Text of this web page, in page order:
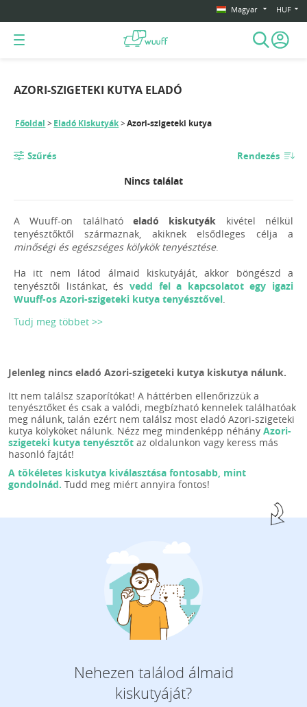
Magyar HUF
AZORI-SZIGETEKI KUTYA ELADÓ
Főoldal Eladó Kiskutyák Azori-szigeteki kutya
Szűrés Rendezés
Nincs találat
A Wuuff-on található eladó kiskutyák kivétel nélkül
tenyésztőktől származnak, akiknek elsődleges célja a
minőségi és egészséges kölykök tenyésztése.
Ha itt nem látod álmaid kiskutyáját, akkor böngészd a
tenyésztői listánkat, és vedd fel a kapcsolatot egy igazi
Wuuff-os Azori-szigeteki kutya tenyésztővel.
Tudj meg többet >>
Jelenleg nincs eladó Azori-szigeteki kutya kiskutya nálunk.
Itt nem találsz szaporítókat! A háttérben ellenőrizzük a
tenyésztőket és csak a valódi, megbízható kennelek találhatóak
meg nálunk, talán ezért nem találsz most eladó Azori-szigeteki
kutya kölyköket nálunk. Nézz meg mindenképp néhány Azori-
szigeteki kutya tenyésztőt az oldalunkon vagy keress más
hasonló fajtát!
A tökéletes kiskutya kiválasztása fontosabb, mint
gondolnád. Tudd meg miért annyira fontos!
Nehezen találod álmaid
kiskutyáját?